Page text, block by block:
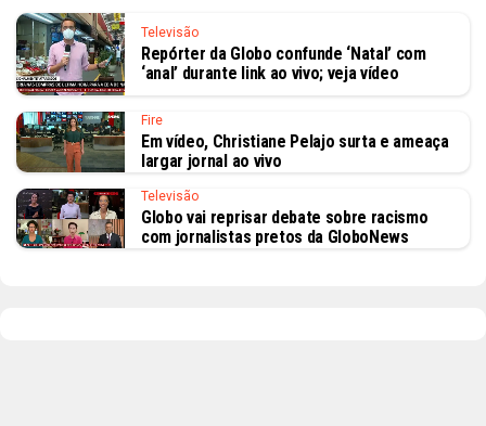
Televisão
Repórter da Globo confunde ‘Natal’ com
‘anal’ durante link ao vivo; veja vídeo
Fire
Em vídeo, Christiane Pelajo surta e ameaça
largar jornal ao vivo
Televisão
Globo vai reprisar debate sobre racismo
com jornalistas pretos da GloboNews